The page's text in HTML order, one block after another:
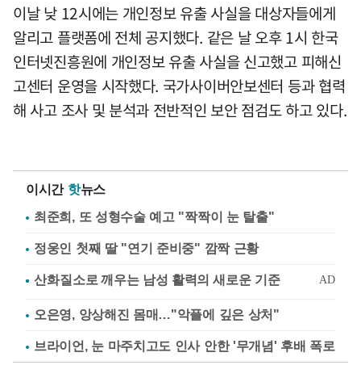
이날 낮 12시에는 개인정보 유출 사실을 대상자들에게
알리고 플랫폼에 전체 공지했다. 같은 날 오후 1시 한국
인터넷진흥원에 개인정보 유출 사실을 신고했고 피해신
고센터 운영을 시작했다. 국가사이버안보센터 등과 협력
해 사고 조사 및 분석과 전반적인 보안 점검도 하고 있다.
이시간 핫뉴스
최준희, 또 성형수술 예고 "짝짝이 눈 탈출"
정웅인 첫째 딸 "연기 준비중" 깜짝 근황
오은영, 앙상해진 몸매…"악플에 깊은 상처"
브라이언, 눈 마주치고도 인사 안한 '무개념' 후배 폭로